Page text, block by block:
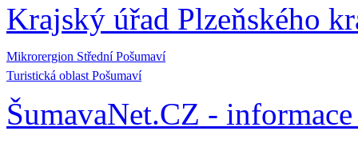
Krajský úřad Plzeňského
Mikrorergion Střední Pošumaví
Turistická oblast Pošumaví
ŠumavaNet.CZ -